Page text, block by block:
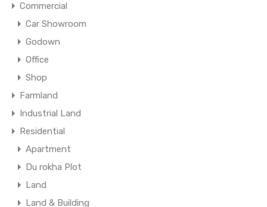
Commercial
Car Showroom
Godown
Office
Shop
Farmland
Industrial Land
Residential
Apartment
Du rokha Plot
Land
Land & Building